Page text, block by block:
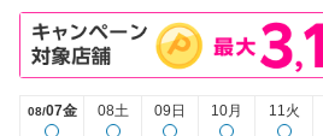
08/07金 08土 09日 10月 11火